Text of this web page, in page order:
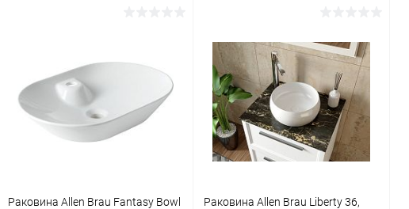
Купить в 1 клик Сравнение
В избранное Недоступно
В корзину
Купить в 1 клик Сравнение
В избранное Под заказ
Раковина Allen Brau Fantasy Bowl
Раковина Allen Brau Liberty 36,